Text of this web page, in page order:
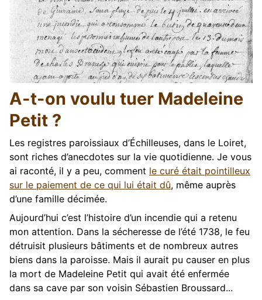
A-t-on voulu tuer Madeleine
Petit ?
Les registres paroissiaux d’Échilleuses, dans le Loiret,
sont riches d’anecdotes sur la vie quotidienne. Je vous
ai raconté, il y a peu, comment le curé était pointilleux
sur le paiement de ce qui lui était dû, même auprès
d’une famille décimée.
Aujourd’hui c’est l’histoire d’un incendie qui a retenu
mon attention. Dans la sécheresse de l’été 1738, le feu
détruisit plusieurs bâtiments et de nombreux autres
biens dans la paroisse. Mais il aurait pu causer en plus
la mort de Madeleine Petit qui avait été enfermée
dans sa cave par son voisin Sébastien Broussard...